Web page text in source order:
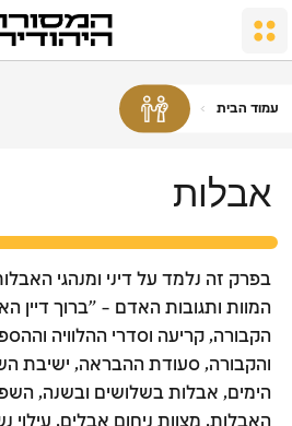
מצוות שמחה במשפחה
העם והארץ
מקדש
מצוות התפילה לגברים
חוקים ומשפטים
שבת ומועדים
המלאכות האסורות
מועדים וחגים
ספירת העומר והימים הלאומיים
חג השבועות
ראש השנה
יום הכיפורים
עמוד הבית
אבלות
בפרק זה נלמד על דיני ומנהגי
המוות ותגובות האדם – "ברוך דיין
הקבורה, קריעה וסדרי ההלוויה
והקבורה, סעודת ההבראה, ישיבת
הימים, אבלות בשלושים ובשנה,
האבלות, מצוות ניחום אבלים,